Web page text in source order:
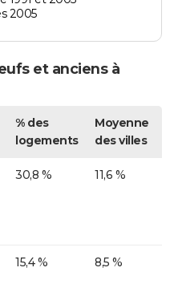
2005
et anciens à
% des
logements
Moyenne
des villes
30,8 % 11,6 %
15,4 % 8,5 %